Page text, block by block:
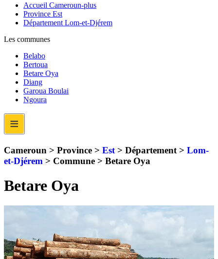
Accueil Cameroun-plus
Province Est
Département Lom-et-Djérem
Les communes
Belabo
Bertoua
Betare Oya
Diang
Garoua Boulai
Ngoura
≡
Cameroun > Province > Est > Département > Lom-
et-Djérem > Commune > Betare Oya
Betare Oya